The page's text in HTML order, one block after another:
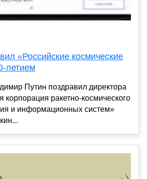
«Российские космические
летием
Путин поздравил директора
корпорация ракетно-космического
и информационных систем»